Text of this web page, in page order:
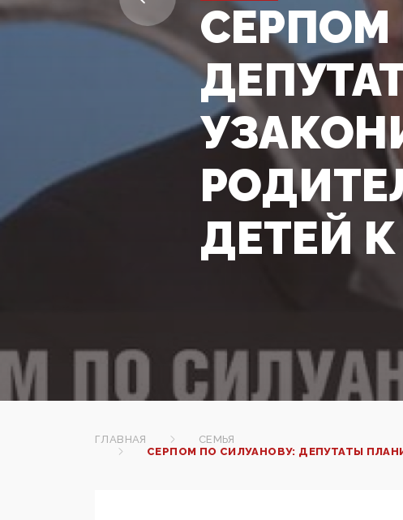
СЕРПОМ
ДЕТЕЙ
ГЛАВНАЯ
СЕМЬЯ
СЕРПОМ ПО СИЛУАНОВУ: ДЕПУТАТЫ